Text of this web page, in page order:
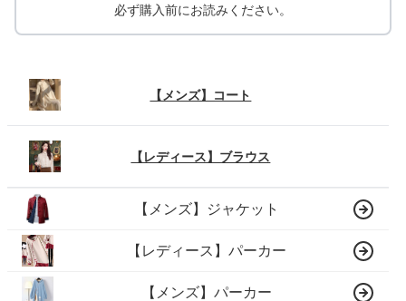
必ず購入前にお読みください。
【メンズ】コート
【レディース】ブラウス
【メンズ】ジャケット
【レディース】パーカー
【メンズ】パーカー